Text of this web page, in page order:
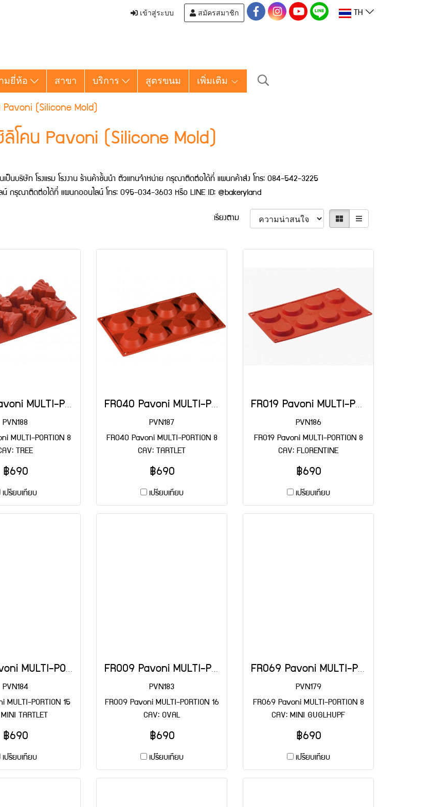
เข้าสู่ระบบ สมัครสมาชิก TH
มยี่ห้อ สาขา บริการ สูตรขนม เพิ่มเติม
Pavoni (Silicone Mold)
โคน Pavoni (Silicone Mold)
ป็นบริษัท โรงแรม โรงงาน ร้านค้าชั้นนำ ตัวแทนจำหน่าย กรุณาติดต่อได้ที่ แผนกค้าส่ง โทร: 084-542-3225
น์ กรุณาติดต่อได้ที่ แผนกออนไลน์ โทร: 095-034-3603 หรือ LINE ID: @bakeryland
เรียงตาม
FR066 Pavoni MULTI-PORTION 8 CAV: TREE
PVN188
MULTI-PORTION 8
TREE
฿690
เปรียบเทียบ
FR040 Pavoni MULTI-PORTION 8 CAV: TARTLET
PVN187
FR040 Pavoni MULTI-PORTION 8
CAV: TARTLET
฿690
เปรียบเทียบ
FR019 Pavoni MULTI-PORTION 8 CAV: FLORENTINE
PVN186
FR019 Pavoni MULTI-PORTION 8
CAV: FLORENTINE
฿690
เปรียบเทียบ
FR011 Pavoni MULTI-PORTION 15 CAV: MINI TARTLET
PVN184
MULTI-PORTION 15
TARTLET
฿690
เปรียบเทียบ
FR009 Pavoni MULTI-PORTION 16 CAV: OVAL
PVN183
FR009 Pavoni MULTI-PORTION 16
CAV: OVAL
฿690
เปรียบเทียบ
FR069 Pavoni MULTI-PORTION 8 CAV: MINI GUGLHUPF
PVN179
FR069 Pavoni MULTI-PORTION 8
CAV: MINI GUGLHUPF
฿690
เปรียบเทียบ